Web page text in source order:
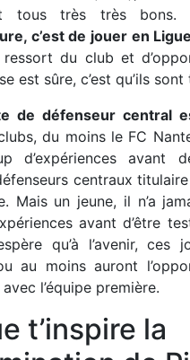
tous très très bons.
c’est de jouer en
du club et
est sûre, c’est qu’ils
de défenseur central
du moins le FC
d’expériences avant
centraux titulaire
Mais un jeune, il n’a
avant d’être
qu’à l’avenir, ces
au moins auront
l’équipe première.
t’inspire la